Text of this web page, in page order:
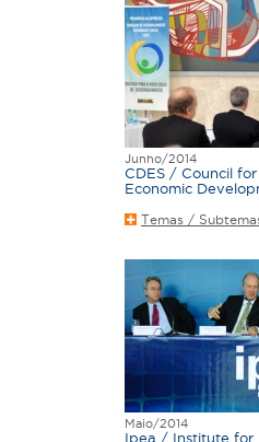
Junho/2014
CDES / Council
Economic
Temas /
Maio/2014
Ipea / Institute for